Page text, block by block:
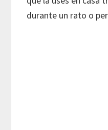
durante un rato o